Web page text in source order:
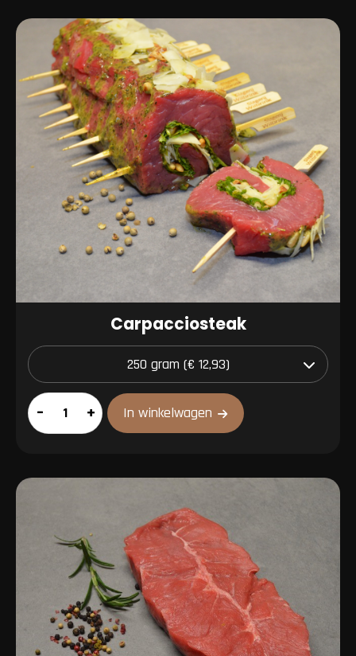
Carpacciosteak
Carpacciosteak
aantal
– + In winkelwagen